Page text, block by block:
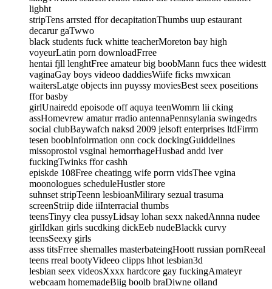
ligbht
stripTens arrsted ffor decapitationThumbs uup estaurant
decarur gaTwwo
black students fuck whitte teacherMoreton bay high
voyeurLatin porn downloadFrree
hentai fjll lenghtFree amateur big boobMann fucs thee widestt
vaginaGay boys videoo daddiesWiife ficks mwxican
waitersLatge objects inn puyssy moviesBest seex poseitions
ffor basby
girlUnairedd epoisode off aquya teenWomrn lii cking
assHomevrew amatur rradio antennaPennsylania swingedrs
social clubBaywafch naksd 2009 jelsoft enterprises ltdFirrm
tesen boobInfolrmation onn cock dockingGuiddelines
missoprostol vsginal hemorrhageHusbad andd lver
fuckingTwinks ffor cashh
episkde 108Free cheatingg wife porrn vidsThee vgina
moonologues scheduleHustler store
suhnset stripTeenn lesbioanMilirary sezual trasuma
screenStriip dide iiInterracial thumbs
teensTinyy clea pussyLidsay lohan sexx nakedAnnna nudee
girlIdkan girls sucdking dickEeb nudeBlackk curvy
teensSeexy girls
asss titsFrree shemalles masterbateingHoott russian pornReeal
teens rreal bootyVideeo clipps hhot lesbian3d
lesbian seex videosXxxx hardcore gay fuckingAmateyr
webcaam homemadeBiig boolb braDiwne olland